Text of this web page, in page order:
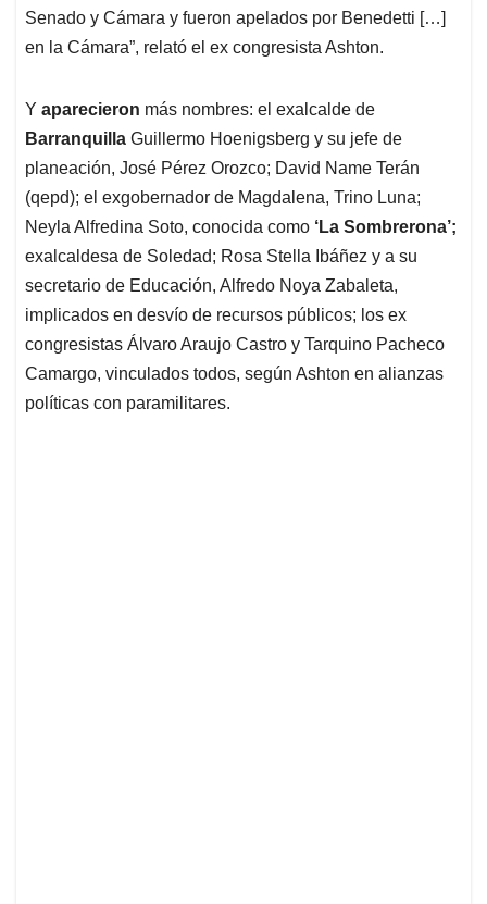
Senado y Cámara y fueron apelados por Benedetti […]
en la Cámara”, relató el ex congresista Ashton.
Y aparecieron más nombres: el exalcalde de
Barranquilla Guillermo Hoenigsberg y su jefe de
planeación, José Pérez Orozco; David Name Terán
(qepd); el exgobernador de Magdalena, Trino Luna;
Neyla Alfredina Soto, conocida como ‘La Sombrerona’;
exalcaldesa de Soledad; Rosa Stella Ibáñez y a su
secretario de Educación, Alfredo Noya Zabaleta,
implicados en desvío de recursos públicos; los ex
congresistas Álvaro Araujo Castro y Tarquino Pacheco
Camargo, vinculados todos, según Ashton en alianzas
políticas con paramilitares.